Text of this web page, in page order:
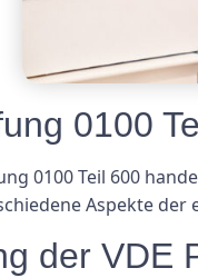
0100
0100 Teil 600
Aspekte
der VDE